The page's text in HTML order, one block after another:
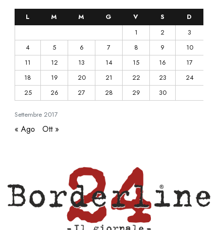
Settembre 2017
L M M G V S
D
1
2
3
4
5 6 7 8 9
10
11
12 13 14 15 16
17
18
19 20 21 22 23
24
25
26 27 28 29 30
« Ago Ott »